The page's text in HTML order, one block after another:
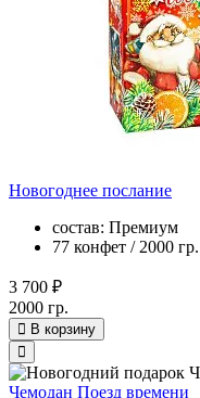
Новогоднее послание
состав: Премиум
77 конфет / 2000 гр.
3 700 ₽
2000 гр.
В корзину
Чемодан Поезд времени